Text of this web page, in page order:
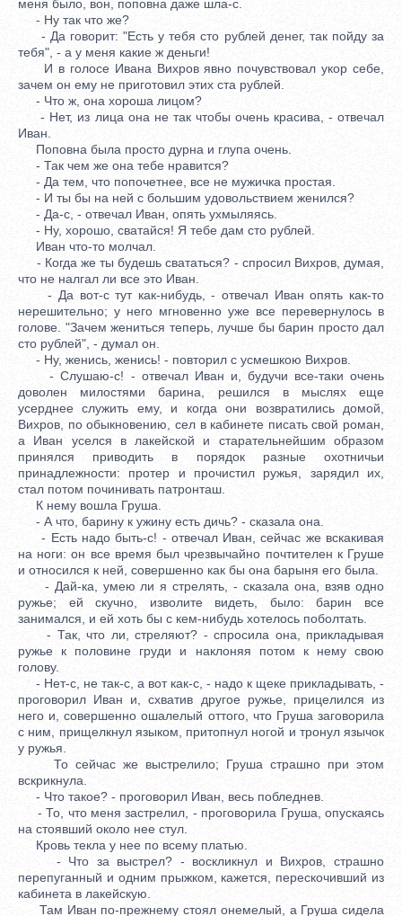
меня было, вон, поповна даже шла-с.
- Ну так что же?
- Да говорит: "Есть у тебя сто рублей денег, так пойду за
тебя", - а у меня какие ж деньги!
И в голосе Ивана Вихров явно почувствовал укор себе,
зачем он ему не приготовил этих ста рублей.
- Что ж, она хороша лицом?
- Нет, из лица она не так чтобы очень красива, - отвечал
Иван.
Поповна была просто дурна и глупа очень.
- Так чем же она тебе нравится?
- Да тем, что попочетнее, все не мужичка простая.
- И ты бы на ней с большим удовольствием женился?
- Да-с, - отвечал Иван, опять ухмыляясь.
- Ну, хорошо, сватайся! Я тебе дам сто рублей.
Иван что-то молчал.
- Когда же ты будешь свататься? - спросил Вихров, думая,
что не налгал ли все это Иван.
- Да вот-с тут как-нибудь, - отвечал Иван опять как-то
нерешительно; у него мгновенно уже все перевернулось в
голове. "Зачем жениться теперь, лучше бы барин просто дал
сто рублей", - думал он.
- Ну, женись, женись! - повторил с усмешкою Вихров.
- Слушаю-с! - отвечал Иван и, будучи все-таки очень
доволен милостями барина, решился в мыслях еще
усерднее служить ему, и когда они возвратились домой,
Вихров, по обыкновению, сел в кабинете писать свой роман,
а Иван уселся в лакейской и старательнейшим образом
принялся приводить в порядок разные охотничьи
принадлежности: протер и прочистил ружья, зарядил их,
стал потом починивать патронташ.
К нему вошла Груша.
- А что, барину к ужину есть дичь? - сказала она.
- Есть надо быть-с! - отвечал Иван, сейчас же вскакивая
на ноги: он все время был чрезвычайно почтителен к Груше
и относился к ней, совершенно как бы она барыня его была.
- Дай-ка, умею ли я стрелять, - сказала она, взяв одно
ружье; ей скучно, изволите видеть, было: барин все
занимался, и ей хоть бы с кем-нибудь хотелось поболтать.
- Так, что ли, стреляют? - спросила она, прикладывая
ружье к половине груди и наклоняя потом к нему свою
голову.
- Нет-с, не так-с, а вот как-с, - надо к щеке прикладывать, -
проговорил Иван и, схватив другое ружье, прицелился из
него и, совершенно ошалелый оттого, что Груша заговорила
с ним, прищелкнул языком, притопнул ногой и тронул язычок
у ружья.
То сейчас же выстрелило; Груша страшно при этом
вскрикнула.
- Что такое? - проговорил Иван, весь побледнев.
- То, что меня застрелил, - проговорила Груша, опускаясь
на стоявший около нее стул.
Кровь текла у нее по всему платью.
- Что за выстрел? - воскликнул и Вихров, страшно
перепуганный и одним прыжком, кажется, перескочивший из
кабинета в лакейскую.
Там Иван по-прежнему стоял онемелый, а Груша сидела